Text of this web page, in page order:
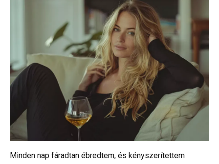
Minden nap fáradtan ébredtem, és kényszerítettem